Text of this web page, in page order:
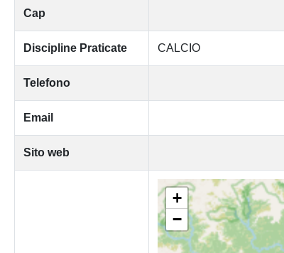
Cap
Discipline Praticate CALCIO
Telefono
Email
Sito web
+
−